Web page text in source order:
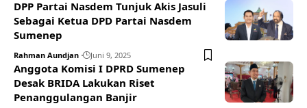
DPP Partai Nasdem Tunjuk Akis Jasuli
Sebagai Ketua DPD Partai Nasdem
Sumenep
Rahman Aundjan Juni 9, 2025
Anggota Komisi I DPRD Sumenep
Desak BRIDA Lakukan Riset
Penanggulangan Banjir